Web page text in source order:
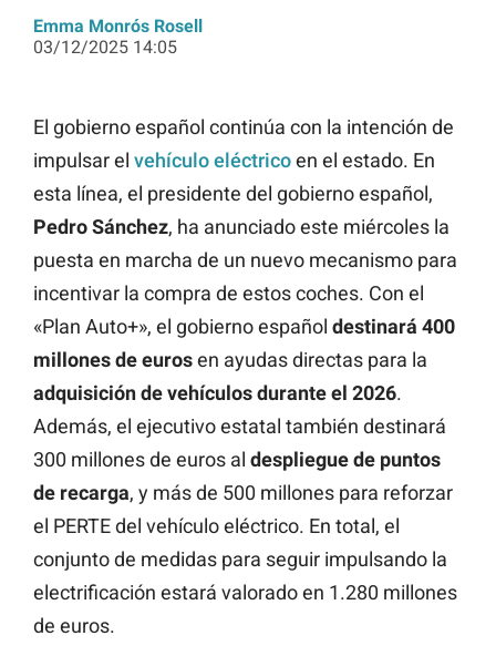
Emma Monrós Rosell
03/12/2025 14:05
El gobierno español continúa con la intención de
impulsar el vehículo eléctricoen el estado. En
esta línea, el presidente del gobierno español,
Pedro Sánchez, ha anunciado este miércoles la
puesta en marcha de un nuevo mecanismo para
incentivar la compra de estos coches. Con el
«Plan Auto+», el gobierno español destinará 400
millones de eurosen ayudas directas para la
adquisición de vehículos durante el 2026.
Además, el ejecutivo estatal también destinará
300 millones de euros al despliegue de puntos
de recarga, y más de 500 millones para reforzar
el PERTE del vehículo eléctrico. En total, el
conjunto de medidas para seguir impulsando la
electrificación estará valorado en 1.280 millones
de euros.